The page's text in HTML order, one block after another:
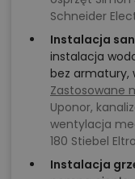
Schneider
Instalacja
instalacja
bez armatury,
Zastosowane
Uponor,
wentylacja
180 Stiebel
Instalacja